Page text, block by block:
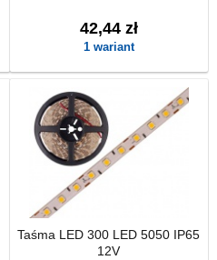
42,44 zł
1 wariant
Taśma LED 300 LED 5050 IP65
12V